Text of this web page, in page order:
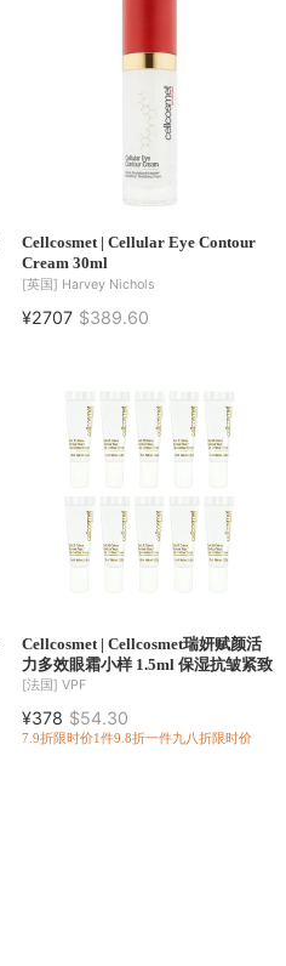
Cellcosmet | Cellular Eye Contour
Cream 30ml
[英国] Harvey Nichols
¥2707 $389.60
Cellcosmet | Cellcosmet瑞妍赋颜活
力多效眼霜小样 1.5ml 保湿抗皱紧致
[法国] VPF
¥378 $54.30
7.9折限时价1件9.8折一件九八折限时价